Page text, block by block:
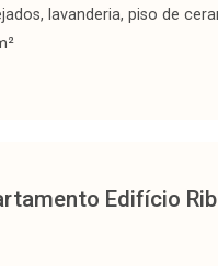
lavanderia, piso de
Edifício